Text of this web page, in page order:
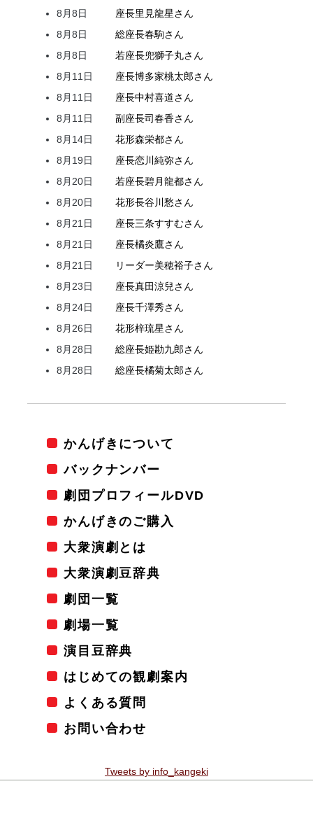
8月8日
座長里見龍星さん
8月8日
総座長春駒さん
8月8日
若座長兜獅子丸さん
8月11日
座長博多家桃太郎さん
8月11日
座長中村喜道さん
8月11日
副座長司春香さん
8月14日
花形森栄都さん
8月19日
座長恋川純弥さん
8月20日
若座長碧月龍都さん
8月20日
花形長谷川愁さん
8月21日
座長三条すすむさん
8月21日
座長橘炎鷹さん
8月21日
リーダー美穂裕子さん
8月23日
座長真田涼兒さん
8月24日
座長千澤秀さん
8月26日
花形梓琉星さん
8月28日
総座長姫勘九郎さん
8月28日
総座長橘菊太郎さん
かんげきについて
バックナンバー
劇団プロフィールDVD
かんげきのご購入
大衆演劇とは
大衆演劇豆辞典
劇団一覧
劇場一覧
演目豆辞典
はじめての観劇案内
よくある質問
お問い合わせ
Tweets by info_kangeki